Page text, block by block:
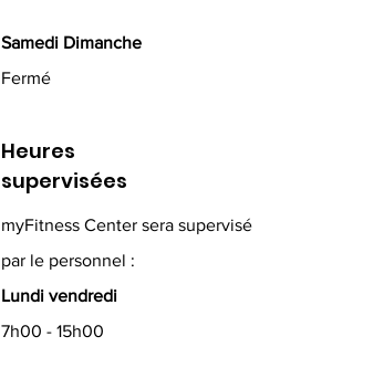
Samedi Dimanche
Fermé
Heures
supervisées
myFitness Center sera supervisé
par le personnel :
Lundi vendredi
7h00 - 15h00